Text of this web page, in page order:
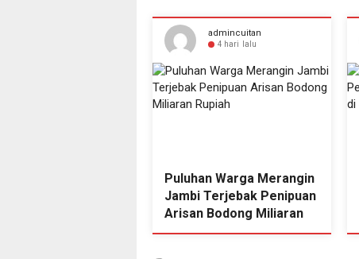
admincuitan
4 hari lalu
Puluhan Warga Merangin
Jambi Terjebak Penipuan
Arisan Bodong Miliaran
Rupiah